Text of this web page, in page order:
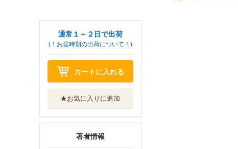
通常１～２日で出荷
(！お盆時期の出荷について！)
カートに入れる
★お気に入りに追加
著者情報